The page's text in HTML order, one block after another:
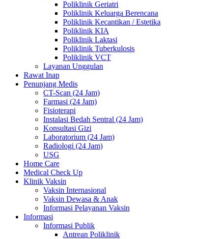
Poliklinik Geriatri
Poliklinik Keluarga Berencana
Poliklinik Kecantikan / Estetika
Poliklinik KIA
Poliklinik Laktasi
Poliklinik Tuberkulosis
Poliklinik VCT
Layanan Unggulan
Rawat Inap
Penunjang Medis
CT-Scan (24 Jam)
Farmasi (24 Jam)
Fisioterapi
Instalasi Bedah Sentral (24 Jam)
Konsultasi Gizi
Laboratorium (24 Jam)
Radiologi (24 Jam)
USG
Home Care
Medical Check Up
Klinik Vaksin
Vaksin Internasional
Vaksin Dewasa & Anak
Informasi Pelayanan Vaksin
Informasi
Informasi Publik
Antrean Poliklinik